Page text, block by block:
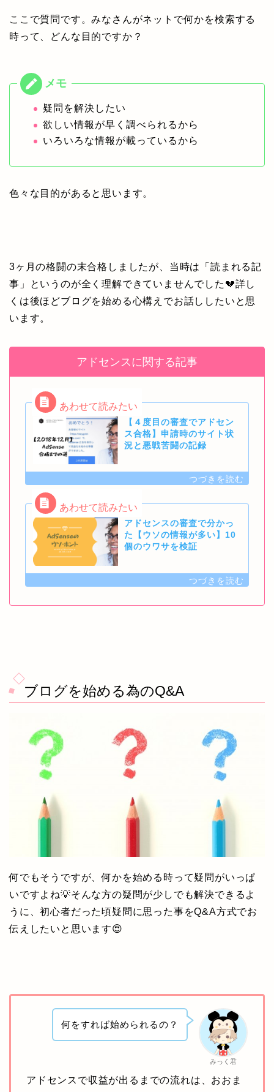
ここで質問です。みなさんがネットで何かを検索する
時って、どんな目的ですか？
疑問を解決したい
欲しい情報が早く調べられるから
いろいろな情報が載っているから
色々な目的があると思います。
3ヶ月の格闘の末合格しましたが、当時は「読まれる記
事」というのが全く理解できていませんでした💔詳し
くは後ほどブログを始める心構えでお話ししたいと思
います。
アドセンスに関する記事
【４度目の審査でアドセン
ス合格】申請時のサイト状
況と悪戦苦闘の記録
アドセンスの審査で分かっ
た【ウソの情報が多い】10
個のウワサを検証
ブログを始める為のQ&A
何でもそうですが、何かを始める時って疑問がいっぱ
いですよね💡そんな方の疑問が少しでも解決できるよ
うに、初心者だった頃疑問に思った事をQ&A方式でお
伝えしたいと思います😍
みっく君
何をすれば始められるの？
アドセンスで収益が出るまでの流れは、おおま